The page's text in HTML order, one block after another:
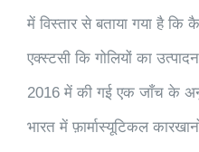
में विस्तार से बताया गया है कि
एक्स्टसी कि गोलियों का
2016 में की गई एक जाँच के
भारत में फ़ार्मास्यूटिकल